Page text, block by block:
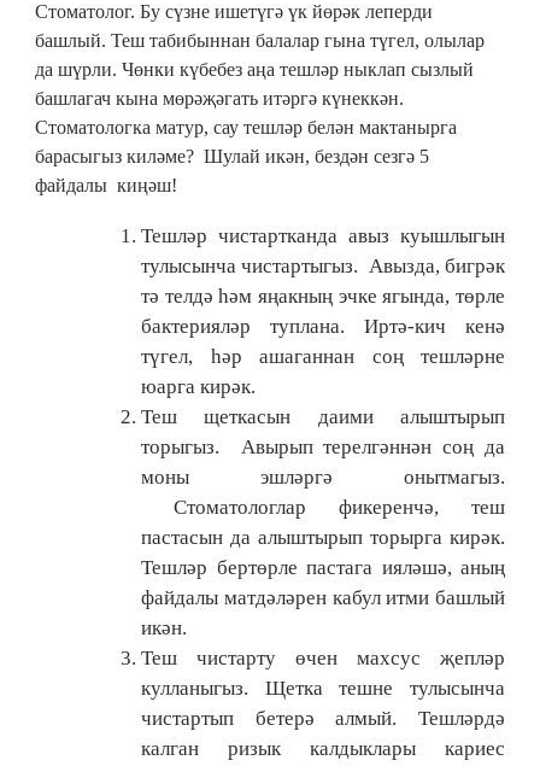
Стоматолог. Бу сүзне ишетүгә үк йөрәк леперди
башлый. Теш табибыннан балалар гына түгел, олылар
да шүрли. Чөнки күбебез аңа тешләр ныклап сызлый
башлагач кына мөрәҗәгать итәргә күнеккән.
Стоматологка матур, сау тешләр белән мактанырга
барасыгыз киләме? Шулай икән, бездән сезгә 5
файдалы киңәш!
Тешләр чистартканда авыз куышлыгын
тулысынча чистартыгыз. Авызда, бигрәк
тә телдә һәм яңакның эчке ягында, төрле
бактерияләр туплана. Иртә-кич кенә
түгел, һәр ашаганнан соң тешләрне
юарга кирәк.
Теш щеткасын даими алыштырып
торыгыз. Авырып терелгәннән соң да
моны эшләргә онытмагыз.
Стоматологлар фикеренчә, теш
пастасын да алыштырып торырга кирәк.
Тешләр бертөрле пастага ияләшә, аның
файдалы матдәләрен кабул итми башлый
икән.
Теш чистарту өчен махсус җепләр
кулланыгыз. Щетка тешне тулысынча
чистартып бетерә алмый. Тешләрдә
калган ризык калдыклары кариес